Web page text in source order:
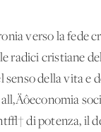
verso la fede
radici cristiane
della vita e
di potenza, il